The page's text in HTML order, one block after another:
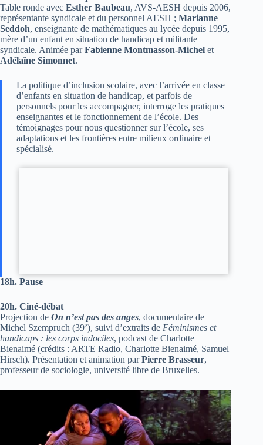
Table ronde avec Esther Baubeau, AVS-AESH depuis 2006,
représentante syndicale et du personnel AESH ; Marianne
Seddoh, enseignante de mathématiques au lycée depuis 1995,
mère d’un enfant en situation de handicap et militante
syndicale. Animée parFabienne Montmasson-Michel et
Adélaïne Simonnet.
La politique d’inclusion scolaire, avec l’arrivée en classe
d’enfants en situation de handicap, et parfois de
personnels pour les accompagner, interroge les pratiques
enseignantes et le fonctionnement de l’école. Des
témoignages pour nous questionner sur l’école, ses
adaptations et les frontières entre milieux ordinaire et
spécialisé.
18h. Pause
20h. Ciné-débat
Projection de On n’est pas des anges, documentaire de
Michel Szempruch (39’), suivi d’extraits de Féminismes et
handicaps : les corps indociles, podcast de Charlotte
Bienaimé (crédits : ARTE Radio, Charlotte Bienaimé, Samuel
Hirsch). Présentation et animation parPierre Brasseur,
professeur de sociologie, université libre de Bruxelles.